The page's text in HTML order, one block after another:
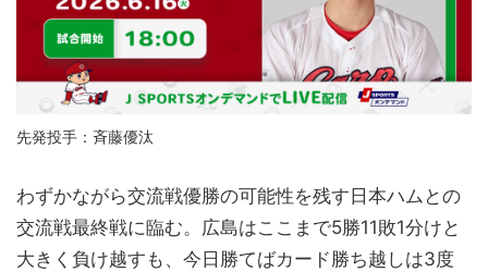
先発投手：斉藤優汰
わずかながら交流戦優勝の可能性を残す日本ハムとの
交流戦最終戦に臨む。広島はここまで5勝11敗1分けと
大きく負け越すも、今日勝てばカード勝ち越しは3度